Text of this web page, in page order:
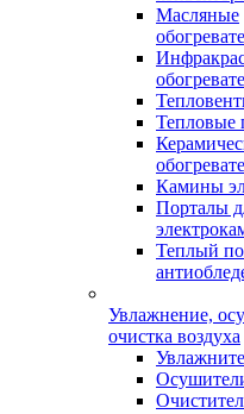
Масляные
Тепловые
Камины
Порталы
Теплый
Увлажнение,
очистка воздуха